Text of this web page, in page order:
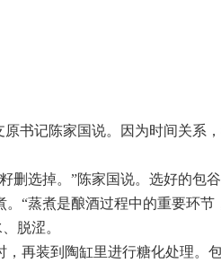
书记陈家国说。因为时间关系
删选掉。”陈家国说。选好的包
“蒸煮是酿酒过程中的重要环节
脱涩。
再装到陶缸里进行糖化处理。